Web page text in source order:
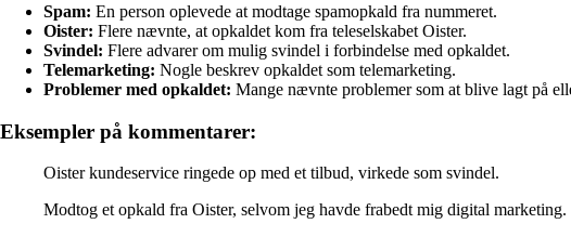
Spam: En person oplevede at modtage spamopkald fra nummeret.
Oister: Flere nævnte, at opkaldet kom fra teleselskabet Oister.
Svindel: Flere advarer om mulig svindel i forbindelse med opkaldet.
Telemarketing: Nogle beskrev opkaldet som telemarketing.
Problemer med opkaldet: Mange nævnte problemer som at blive lagt på
Eksempler på kommentarer:
Oister kundeservice ringede op med et tilbud, virkede som svindel.
Modtog et opkald fra Oister, selvom jeg havde frabedt mig digital marketing.